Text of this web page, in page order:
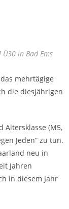
in Bad Ems
mehrtägige
die diesjährigen
Altersklasse (M5,
Jeden“ zu tun.
neu in
Jahren
in diesem Jahr